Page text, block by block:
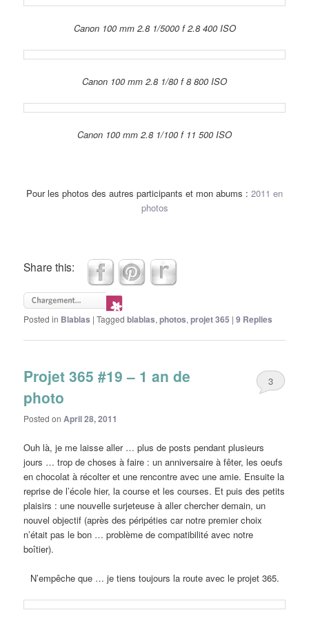
Canon 100 mm 2.8 1/5000 f 2.8 400 ISO
Canon 100 mm 2.8 1/80 f 8 800 ISO
Canon 100 mm 2.8 1/100 f 11 500 ISO
Pour les photos des autres participants et mon abums : 2011 en
photos
Share this:
Posted in Blablas |Tagged blablas,photos,projet 365 |9 Replies
Projet 365 #19 – 1 an de
photo
Posted on April 28, 2011
3
Ouh là, je me laisse aller … plus de posts pendant plusieurs
jours … trop de choses à faire : un anniversaire à fêter, les oeufs
en chocolat à récolter et une rencontre avec une amie. Ensuite la
reprise de l’école hier, la course et les courses. Et puis des petits
plaisirs : une nouvelle surjeteuse à aller chercher demain, un
nouvel objectif (après des péripéties car notre premier choix
n’était pas le bon … problème de compatibilité avec notre
boîtier).
N’empêche que … je tiens toujours la route avec le projet 365.